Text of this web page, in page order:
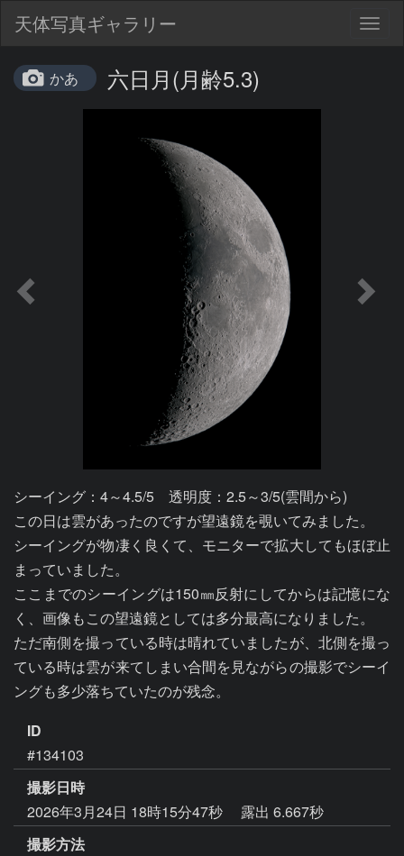
天体写真ギャラリー
かあ 六日月(月齢5.3)
シーイング：4～4.5/5　透明度：2.5～3/5(雲間から)
この日は雲があったのですが望遠鏡を覗いてみました。
シーイングが物凄く良くて、モニターで拡大してもほぼ止
まっていました。
ここまでのシーイングは150㎜反射にしてからは記憶にな
く、画像もこの望遠鏡としては多分最高になりました。
ただ南側を撮っている時は晴れていましたが、北側を撮っ
ている時は雲が来てしまい合間を見ながらの撮影でシーイ
ングも多少落ちていたのが残念。
ID
#134103
撮影日時
2026年3月24日 18時15分47秒
露出 6.667秒
撮影方法